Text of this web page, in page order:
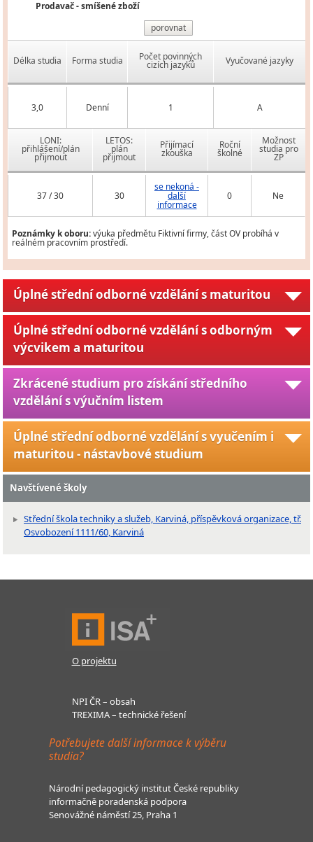
Prodavač - smíšené zboží
porovnat
Délka studia Forma studia Počet povinných
cizích jazyků Vyučované jazyky
3,0 Denní 1 A
LONI:
přihlášení/plán
přijmout
LETOS:
plán
přijmout
Přijímací
zkouška
Roční
školné
Možnost
studia pro
ZP
37 / 30 30
se nekoná -
další
informace
0 Ne
Poznámky k oboru:výuka předmětu Fiktivní firmy, část OV probíhá v
reálném pracovním prostředí.
Úplné střední odborné vzdělání s maturitou
Úplné střední odborné vzdělání s odborným
výcvikem a maturitou
Zkrácené studium pro získání středního
vzdělání s výučním listem
Úplné střední odborné vzdělání s vyučením i
maturitou - nástavbové studium
Navštívené školy
Střední škola techniky a služeb, Karviná, příspěvková organizace, tř.
Osvobození 1111/60, Karviná
O projektu
NPI ČR – obsah
TREXIMA – technické řešení
Potřebujete další informace k výběru
studia?
Národní pedagogický institut České republiky
informačně poradenská podpora
Senovážné náměstí 25, Praha 1